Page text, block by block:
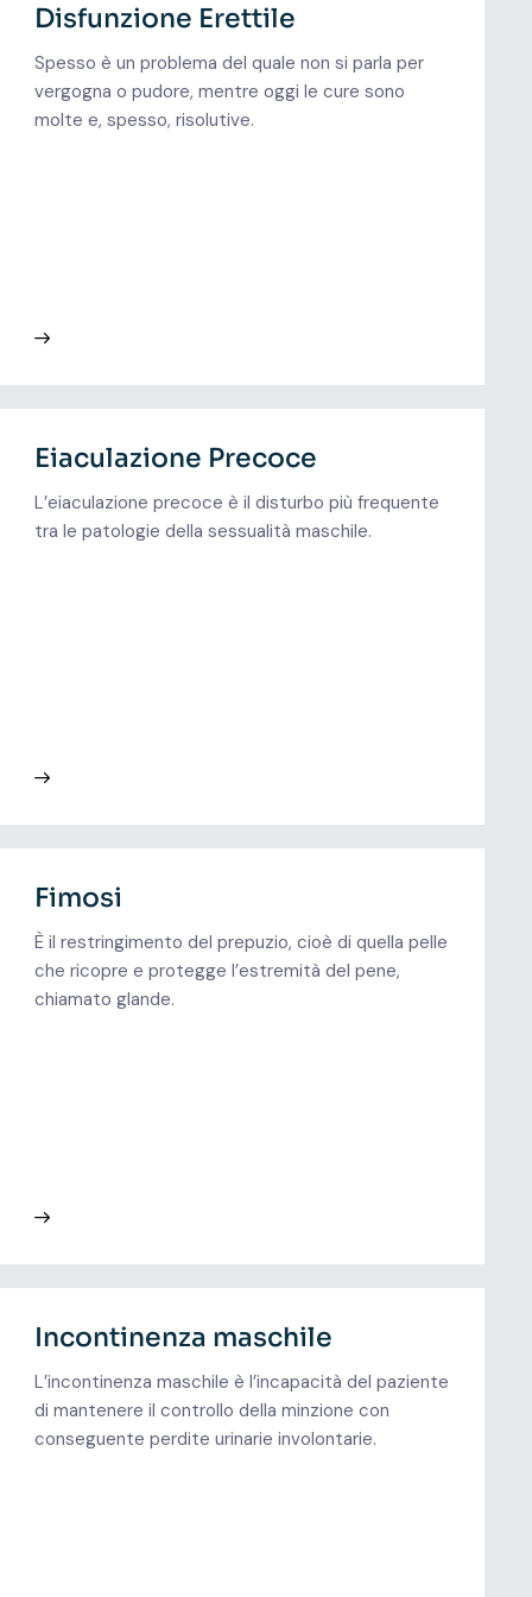
Disfunzione Erettile
Spesso è un problema del quale non si parla per
vergogna o pudore, mentre oggi le cure sono
molte e, spesso, risolutive.
Eiaculazione Precoce
L’eiaculazione precoce è il disturbo più frequente
tra le patologie della sessualità maschile.
Fimosi
È il restringimento del prepuzio, cioè di quella pelle
che ricopre e protegge l’estremità del pene,
chiamato glande.
Incontinenza maschile
L’incontinenza maschile è l’incapacità del paziente
di mantenere il controllo della minzione con
conseguente perdite urinarie involontarie.